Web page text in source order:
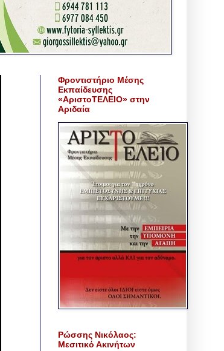
Φροντιστήριο Μέσης
Εκπαίδευσης
«ΑριστοΤΕΛΕΙΟ» στην
Αριδαία
Ρώσσης Νικόλαος:
Μεσιτικό Ακινήτων